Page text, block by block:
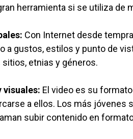
herramienta si se utiliza de
Con Internet desde
a gustos, estilos y punto de
etnias y géneros.
visuales: El video es su
a ellos. Los más jóvenes
subir contenido en